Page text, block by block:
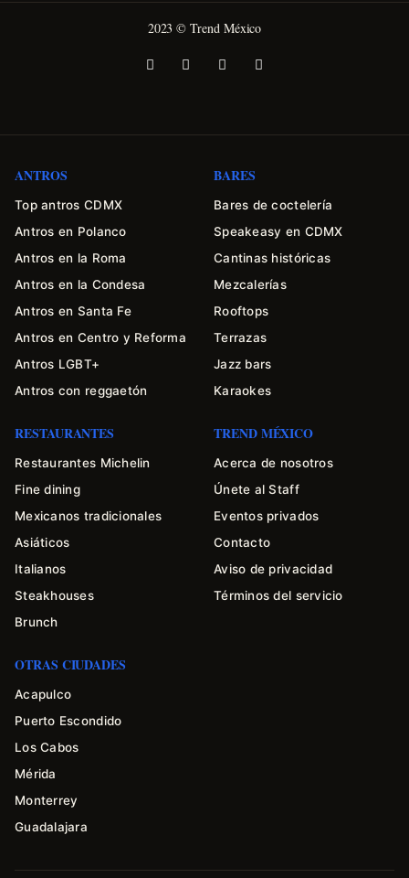
2023 © Trend México
ANTROS
Top antros CDMX
Antros en Polanco
Antros en la Roma
Antros en la Condesa
Antros en Santa Fe
Antros en Centro y Reforma
Antros LGBT+
Antros con reggaetón
BARES
Bares de coctelería
Speakeasy en CDMX
Cantinas históricas
Mezcalerías
Rooftops
Terrazas
Jazz bars
Karaokes
RESTAURANTES
Restaurantes Michelin
Fine dining
Mexicanos tradicionales
Asiáticos
Italianos
Steakhouses
Brunch
TREND MÉXICO
Acerca de nosotros
Únete al Staff
Eventos privados
Contacto
Aviso de privacidad
Términos del servicio
OTRAS CIUDADES
Acapulco
Puerto Escondido
Los Cabos
Mérida
Monterrey
Guadalajara